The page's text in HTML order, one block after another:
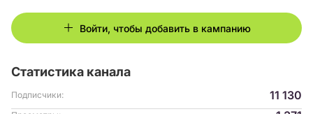
Войти, чтобы добавить в кампанию
Статистика канала
Подписчики: 11 130